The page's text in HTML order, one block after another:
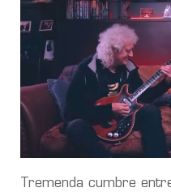
Tremenda cumbre